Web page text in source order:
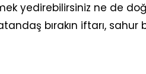
yedirebilirsiniz ne de
bırakın iftarı, sahur